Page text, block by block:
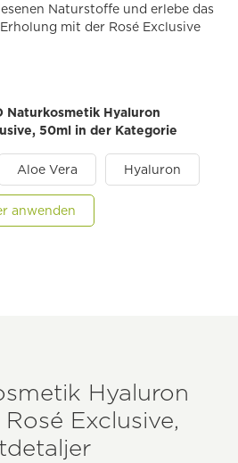
Naturstoffe und erlebe das
mit der Rosé Exclusive
Naturkosmetik Hyaluron
50ml in der Kategorie
Aloe Vera Hyaluron
anwenden
Hyaluron
Exclusive,